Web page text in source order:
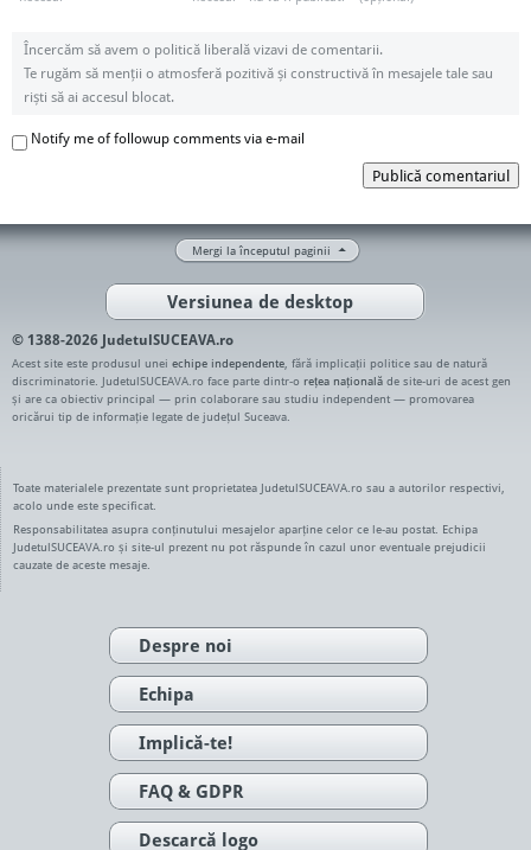
Încercăm să avem o politică liberală vizavi de comentarii.
Te rugăm să menții o atmosferă pozitivă și constructivă în mesajele tale sau
riști să ai accesul blocat.
Notify me of followup comments via e-mail
Publică comentariul
Mergi la începutul paginii
Versiunea de desktop
© 1388-2026 JudetulSUCEAVA.ro
Acest site este produsul unei echipe independente , fără implicații politice sau de natură
discriminatorie. JudetulSUCEAVA.ro face parte dintr-o rețea națională de site-uri de acest gen
și are ca obiectiv principal — prin colaborare sau studiu independent — promovarea
oricărui tip de informație legate de județul Suceava.
Toate materialele prezentate sunt proprietatea JudetulSUCEAVA.ro sau a autorilor respectivi,
acolo unde este specificat.
Responsabilitatea asupra conținutului mesajelor aparține celor ce le-au postat. Echipa
JudetulSUCEAVA.ro și site-ul prezent nu pot răspunde în cazul unor eventuale prejudicii
cauzate de aceste mesaje.
Despre noi
Echipa
Implică-te!
FAQ & GDPR
Descarcă logo